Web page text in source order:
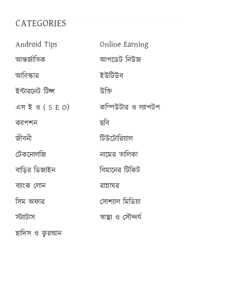
CATEGORIES
Android Tips
Online Earning
আন্তর্জাতিক
আপডেট নিউজ
আবিস্কার
ইউটিউব
ইন্টারনেট টিপ্স
উক্তি
এস ই ও ( S E O)
কম্পিউটার ও ল্যাপটপ
ক্যাপশন
ছবি
জীবনী
টিউটোরিয়াল
টেকনোলজি
নামের তালিকা
বাড়ির ডিজাইন
বিমানের টিকিট
ব্যাংক লোন
রান্নাঘর
সিম অফার
সোশ্যাল মিডিয়া
স্ট্যাটাস
স্বাস্থ্য ও সৌন্দর্য
হাদিস ও কুরআন